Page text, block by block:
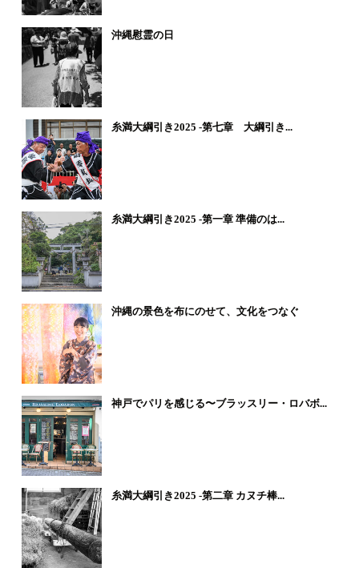
沖縄慰霊の日
糸満大綱引き2025 -第七章 大綱引き...
糸満大綱引き2025 -第一章 準備のは...
沖縄の景色を布にのせて、文化をつなぐ
神戸でパリを感じる〜ブラッスリー・ロバボ...
糸満大綱引き2025 -第二章 カヌチ棒...